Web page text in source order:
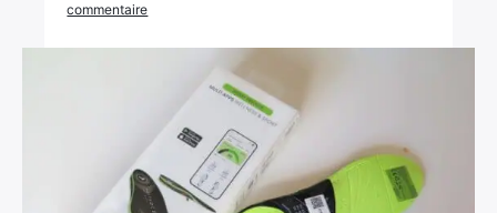
commentaire